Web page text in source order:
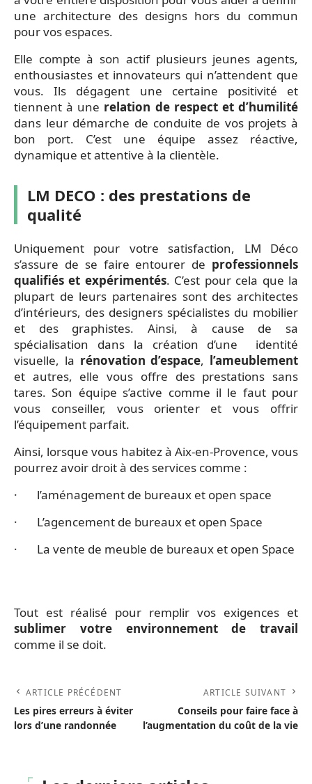
une architecture des designs hors du commun
pour vos espaces.
Elle compte à son actif plusieurs jeunes agents,
enthousiastes et innovateurs qui n’attendent que
vous. Ils dégagent une certaine positivité et
tiennent à une relation de respect et d’humilité
dans leur démarche de conduite de vos projets à
bon port. C’est une équipe assez réactive,
dynamique et attentive à la clientèle.
LM DECO : des prestations de
qualité
Uniquement pour votre satisfaction, LM Déco
s’assure de se faire entourer de professionnels
qualifiés et expérimentés. C’est pour cela que la
plupart de leurs partenaires sont des architectes
d’intérieurs, des designers spécialistes du mobilier
et des graphistes. Ainsi, à cause de sa
spécialisation dans la création d’une identité
visuelle, la rénovation d’espace, l’ameublement
et autres, elle vous offre des prestations sans
tares. Son équipe s’active comme il le faut pour
vous conseiller, vous orienter et vous offrir
l’équipement parfait.
Ainsi, lorsque vous habitez à Aix-en-Provence, vous
pourrez avoir droit à des services comme :
· l’aménagement de bureaux et open space
· L’agencement de bureaux et open Space
· La vente de meuble de bureaux et open Space
Tout est réalisé pour remplir vos exigences et
sublimer votre environnement de travail
comme il se doit.
ARTICLE PRÉCÉDENT
Les pires erreurs à éviter
lors d’une randonnée
ARTICLE SUIVANT
Conseils pour faire face à
l’augmentation du coût de la vie